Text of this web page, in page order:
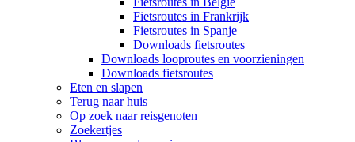
Fietsroutes in Frankrijk
Fietsroutes in Spanje
Downloads fietsroutes
Downloads looproutes en voorzieningen
Downloads fietsroutes
Eten en slapen
Terug naar huis
Op zoek naar reisgenoten
Zoekertjes